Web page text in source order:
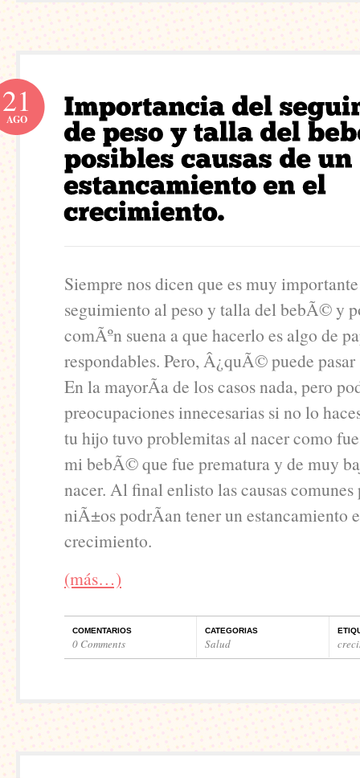
21
AGO
Siempre nos dicen que es muy
seguimiento al peso y talla del bebÃ© y
comÃºn suena a que hacerlo es algo de
respondables. Pero, Â¿quÃ© puede pasar
En la mayorÃ­a de los casos nada, pero
preocupaciones innecesarias si no lo
tu hijo tuvo problemitas al nacer como
mi bebÃ© que fue prematura y de muy
nacer. Al final enlisto las causas comunes
niÃ±os podrÃ­an tener un estancamiento
crecimiento.
(más…)
COMENTARIOS
0 Comments
CATEGORIAS
Salud